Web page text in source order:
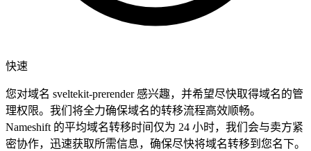
快速
您对域名 sveltekit-prerender 感兴趣，并希望尽快取得域名的管
理权限。我们将全力确保域名的转移流程高效顺畅。
Nameshift 的平均域名转移时间仅为 24 小时，我们会与卖方紧
密协作，迅速获取所需信息，确保尽快将域名转移到您名下。